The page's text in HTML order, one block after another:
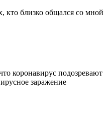
кто близко общался со мной
коронавирус подозревают
заражение